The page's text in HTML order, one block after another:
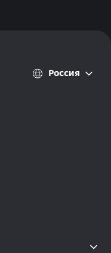
Россия